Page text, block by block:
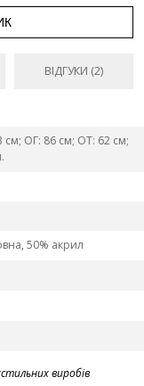
ВІДГУКИ (2)
см; ОГ: 86 см; ОТ: 62 см;
50% акрил
виробів